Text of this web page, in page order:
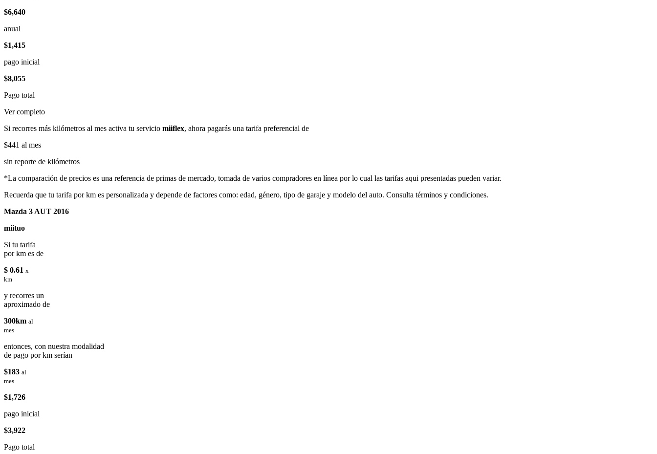
$6,640
anual
$1,415
pago inicial
$8,055
Pago total
Ver completo
Si recorres más kilómetros al mes activa tu servicio miiflex, ahora pagarás una tarifa preferencial de
$441 al mes
sin reporte de kilómetros
*La comparación de precios es una referencia de primas de mercado, tomada de varios compradores en línea por lo cual las tarifas aqui presentadas pueden variar.
Recuerda que tu tarifa por km es personalizada y depende de factores como: edad, género, tipo de garaje y modelo del auto. Consulta términos y condiciones.
Mazda 3 AUT 2016
miituo
Si tu tarifa
por km es de
$ 0.61 x
km
y recorres un
aproximado de
300km al
mes
entonces, con nuestra modalidad
de pago por km serían
$183 al
mes
$1,726
pago inicial
$3,922
Pago total